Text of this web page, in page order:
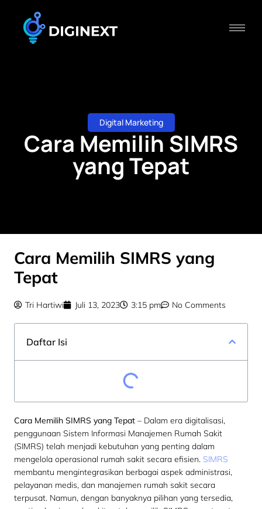
Digital Marketing
Cara Memilih SIMRS
yang Tepat
Cara Memilih SIMRS yang
Tepat
Tri Hartiwi Juli 13, 2023 3:15 pm No Comments
Daftar Isi
Cara Memilih SIMRS yang Tepat – Dalam era digitalisasi,
penggunaan Sistem Informasi Manajemen Rumah Sakit
(SIMRS) telah menjadi kebutuhan yang penting dalam
mengelola operasional rumah sakit secara efisien. SIMRS
membantu mengintegrasikan berbagai aspek administrasi,
pelayanan medis, dan manajemen rumah sakit secara
terpusat. Namun, dengan banyaknya pilihan yang tersedia,